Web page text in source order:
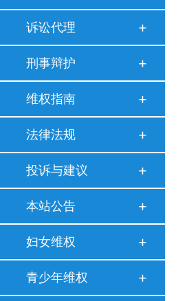
诉讼代理
刑事辩护
维权指南
法律法规
投诉与建议
本站公告
妇女维权
青少年维权